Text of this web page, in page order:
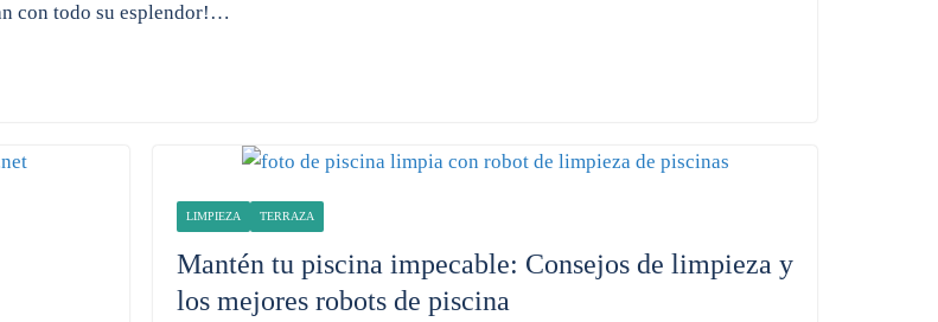
con todo su esplendor!…
LIMPIEZA TERRAZA
Mantén tu piscina impecable: Consejos de limpieza y
los mejores robots de piscina